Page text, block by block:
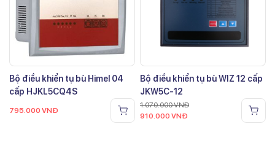
Bộ điều khiển tụ bù Himel 04
cấp HJKL5CQ4S
795.000 VNĐ
Bộ điều khiển tụ bù WIZ 12 cấp
JKW5C-12
1.070.000VNĐ
910.000 VNĐ